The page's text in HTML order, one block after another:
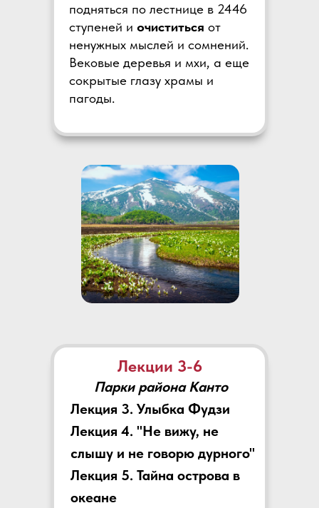
подняться по лестнице в 2446
ступеней и очиститься от
ненужных мыслей и сомнений.
Вековые деревья и мхи, а еще
сокрытые глазу храмы и
пагоды.
Лекция 3. Улыбка Фудзи
Лекция 4. "Не вижу, не
слышу и не говорю дурного"
Лекция 5. Тайна острова в
океане
Лекции 3-6
Парки района Канто